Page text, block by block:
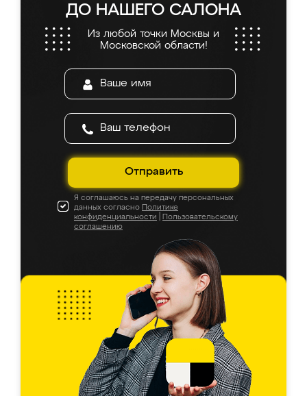
ДО НАШЕГО САЛОНА
Из любой точки Москвы и
Московской области!
Отправить
Я соглашаюсь на передачу персональных
данных согласно Политике
конфиденциальности
Пользовательскому
соглашению